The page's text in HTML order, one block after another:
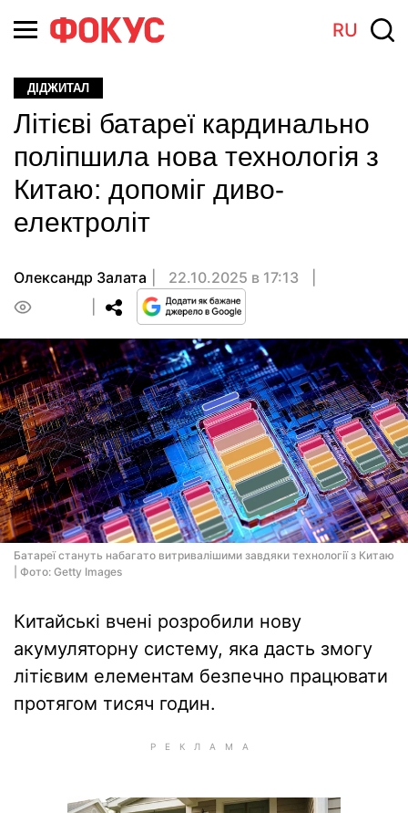
RU
ДІДЖИТАЛ
Літієві батареї кардинально
поліпшила нова технологія з
Китаю: допоміг диво-
електроліт
Олександр Залата
22.10.2025 в 17:13
Батареї стануть набагато витривалішими завдяки технології з Китаю
| Фото: Getty Images
Китайські вчені розробили нову
акумуляторну систему, яка дасть змогу
літієвим елементам безпечно працювати
протягом тисяч годин.